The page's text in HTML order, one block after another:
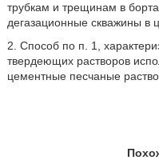
трубкам и трещинам в
дегазационные скважины в
2. Способ по п. 1,
твердеющих растворов
цементные песчаные